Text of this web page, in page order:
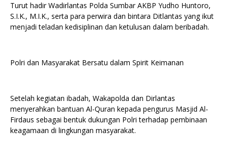
Turut hadir Wadirlantas Polda Sumbar AKBP Yudho Huntoro,
S.I.K., M.I.K., serta para perwira dan bintara Ditlantas yang ikut
menjadi teladan kedisiplinan dan ketulusan dalam beribadah.
Polri dan Masyarakat Bersatu dalam Spirit Keimanan
Setelah kegiatan ibadah, Wakapolda dan Dirlantas
menyerahkan bantuan Al-Quran kepada pengurus Masjid Al-
Firdaus sebagai bentuk dukungan Polri terhadap pembinaan
keagamaan di lingkungan masyarakat.